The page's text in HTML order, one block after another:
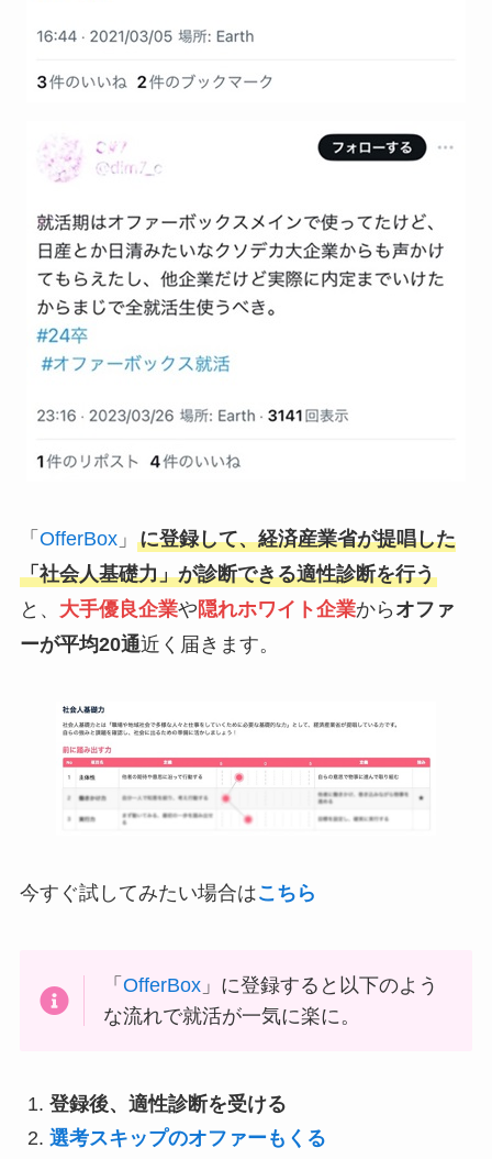
「 OfferBox」 に登録して、経済産業省が提唱した
「社会人基礎力」が診断できる適性診断を行う
と、 大手優良企業や隠れホワイト企業から オファ
ーが平均20通近く届きます。
今すぐ試してみたい場合はこちら
「OfferBox 」に登録すると以下のよう
な流れで就活が一気に楽に。
登録後、適性診断を受ける
選考スキップのオファーもくる